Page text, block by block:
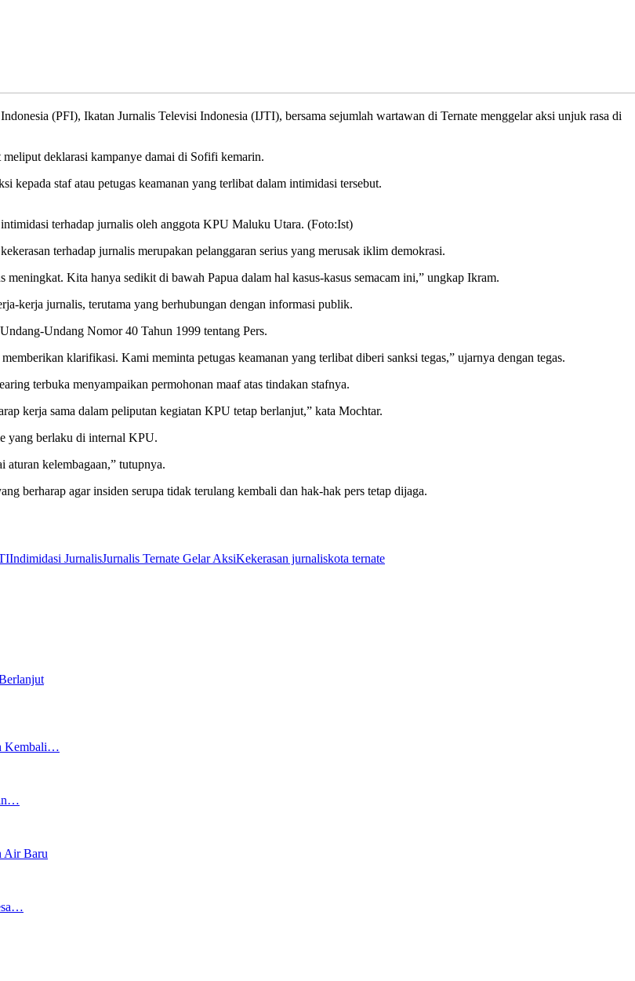
(PFI), Ikatan Jurnalis Televisi Indonesia (IJTI), bersama sejumlah wartawan di Ternate menggelar aksi unjuk rasa di
deklarasi kampanye damai di Sofifi kemarin.
kepada staf atau petugas keamanan yang terlibat dalam intimidasi tersebut.
terhadap jurnalis oleh anggota KPU Maluku Utara. (Foto:Ist)
terhadap jurnalis merupakan pelanggaran serius yang merusak iklim demokrasi.
Kita hanya sedikit di bawah Papua dalam hal kasus-kasus semacam ini,” ungkap Ikram.
kerja jurnalis, terutama yang berhubungan dengan informasi publik.
Undang Nomor 40 Tahun 1999 tentang Pers.
klarifikasi. Kami meminta petugas keamanan yang terlibat diberi sanksi tegas,” ujarnya dengan tegas.
terbuka menyampaikan permohonan maaf atas tindakan stafnya.
kerja sama dalam peliputan kegiatan KPU tetap berlanjut,” kata Mochtar.
yang berlaku di internal KPU.
aturan kelembagaan,” tutupnya.
berharap agar insiden serupa tidak terulang kembali dan hak-hak pers tetap dijaga.
Indimidasi JurnalisJurnalis Ternate Gelar AksiKekerasan jurnaliskota ternate
Kembali…
Air Baru